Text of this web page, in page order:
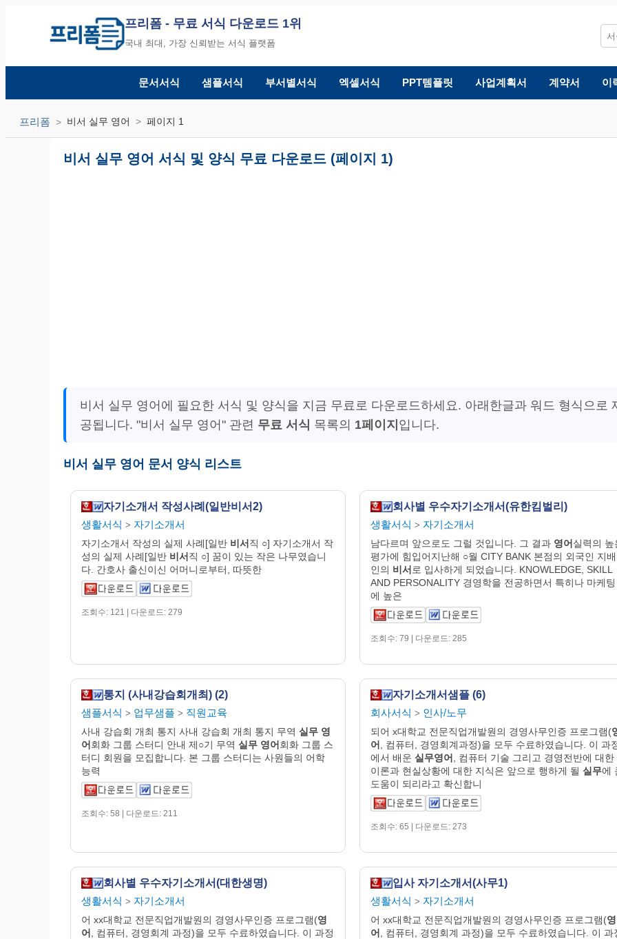
프리폼 - 무료 서식 다운로드 1위
국내 최대, 가장 신뢰받는 서식 플랫폼
문서서식 샘플서식 부서별서식 엑셀서식 PPT템플릿 사업계획서 계약서 이
프리폼 비서 실무 영어 페이지 1
비서 실무 영어 서식 및 양식 무료 다운로드 (페이지 1)
비서 실무 영어에 필요한 서식 및 양식을 지금 무료로 다운로드하세요. 아래한글과 워드 형식으로
공됩니다. "비서 실무 영어" 관련 무료 서식 목록의 1페이지 입니다.
비서 실무 영어 문서 양식 리스트
자기소개서 작성사례(일반비서2)
생활서식 > 자기소개서
자기소개서 작성의 실제 사례[일반 비서직 ○] 자기소개서 작
성의 실제 사례[일반 비서직 ○] 꿈이 있는 작은 나무였습니
다. 간호사 출신이신 어머니로부터, 따뜻한
조회수: 121 | 다운로드: 279
회사별 우수자기소개서(유한킴벌리)
생활서식 > 자기소개서
남다르며 앞으로도 그럴 것입니다. 그 결과 영어실력의 높
평가에 힘입어지난해 ○월 CITY BANK 본점의 외국인 지배
인의 비서로 입사하게 되었습니다. KNOWLEDGE, SKILL
AND PERSONALITY 경영학을 전공하면서 특히나 마케팅
에 높은
조회수: 79 | 다운로드: 285
통지 (사내강습회개최) (2)
샘플서식 > 업무샘플 > 직원교육
사내 강습회 개최 통지 사내 강습회 개최 통지 무역 실무 영
어회화 그룹 스터디 안내 제○기 무역 실무 영어회화 그룹 스
터디 회원을 모집합니다. 본 그룹 스터디는 사원들의 어학
능력
조회수: 58 | 다운로드: 211
자기소개서샘플 (6)
회사서식 > 인사/노무
되어 x대학교 전문직업개발원의 경영사무인증 프로그램(
어 , 컴퓨터, 경영회계과정)을 모두 수료하였습니다. 이 과
에서 배운 실무영어 , 컴퓨터 기술 그리고 경영전반에 대한
이론과 현실상황에 대한 지식은 앞으로 행하게 될 실무에
도움이 되리라고 확신합니
조회수: 65 | 다운로드: 273
회사별 우수자기소개서(대한생명)
생활서식 > 자기소개서
어 xx대학교 전문직업개발원의 경영사무인증 프로그램(영
어 , 컴퓨터, 경영회계 과정)을 모두 수료하였습니다. 이 과정
입사 자기소개서(사무1)
생활서식 > 자기소개서
어 xx대학교 전문직업개발원의 경영사무인증 프로그램(영
어 , 컴퓨터, 경영회계 과정)을 모두 수료하였습니다. 이 과